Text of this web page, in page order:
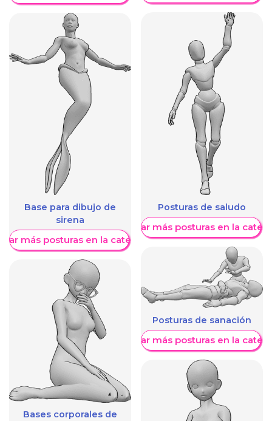
Base para dibujo de
sirena
más posturas en la categoría
Bases corporales de
Posturas de saludo
Mostrar más posturas en la
Posturas de sanación
Mostrar más posturas en la